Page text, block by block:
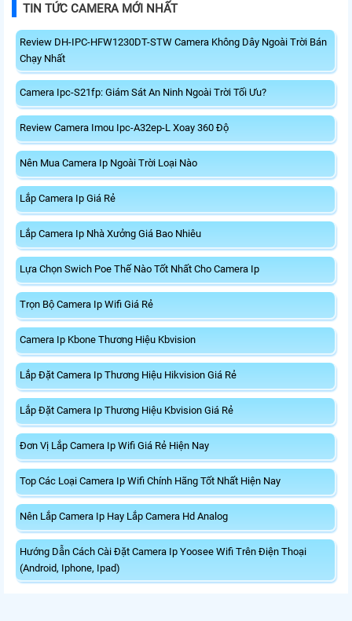
TIN TỨC CAMERA MỚI NHẤT
Review DH-IPC-HFW1230DT-STW Camera Không Dây Ngoài Trời Bán
Chạy Nhất
Camera Ipc-S21fp: Giám Sát An Ninh Ngoài Trời Tối Ưu?
Review Camera Imou Ipc-A32ep-L Xoay 360 Độ
Nên Mua Camera Ip Ngoài Trời Loại Nào
Lắp Camera Ip Giá Rẻ
Lắp Camera Ip Nhà Xưởng Giá Bao Nhiêu
Lựa Chọn Swich Poe Thế Nào Tốt Nhất Cho Camera Ip
Trọn Bộ Camera Ip Wifi Giá Rẻ
Camera Ip Kbone Thương Hiệu Kbvision
Lắp Đặt Camera Ip Thương Hiệu Hikvision Giá Rẻ
Lắp Đặt Camera Ip Thương Hiệu Kbvision Giá Rẻ
Đơn Vị Lắp Camera Ip Wifi Giá Rẻ Hiện Nay
Top Các Loại Camera Ip Wifi Chính Hãng Tốt Nhất Hiện Nay
Nên Lắp Camera Ip Hay Lắp Camera Hd Analog
Hướng Dẫn Cách Cài Đặt Camera Ip Yoosee Wifi Trên Điện Thoại
(Android, Iphone, Ipad)